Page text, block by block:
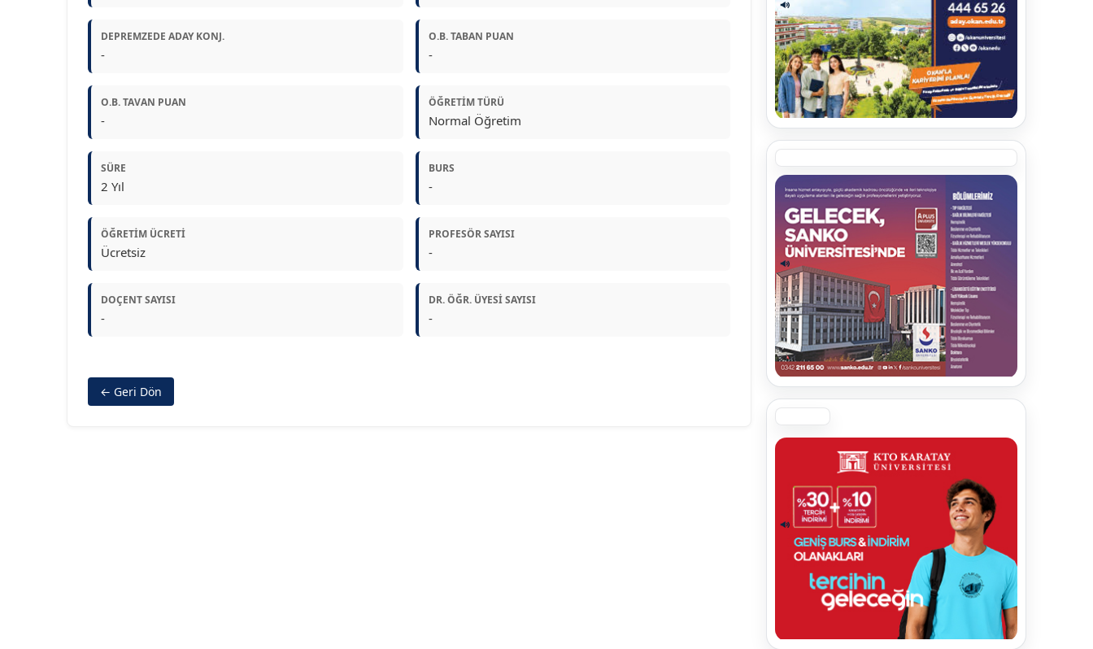
DEPREMZEDE ADAY KONJ.
-
O.B. TABAN PUAN
-
O.B. TAVAN PUAN
-
ÖĞRETIM TÜRÜ
Normal Öğretim
SÜRE
2 Yıl
BURS
-
ÖĞRETIM ÜCRETI
Ücretsiz
PROFESÖR SAYISI
-
DOÇENT SAYISI
-
DR. ÖĞR. ÜYESI SAYISI
-
← Geri Dön